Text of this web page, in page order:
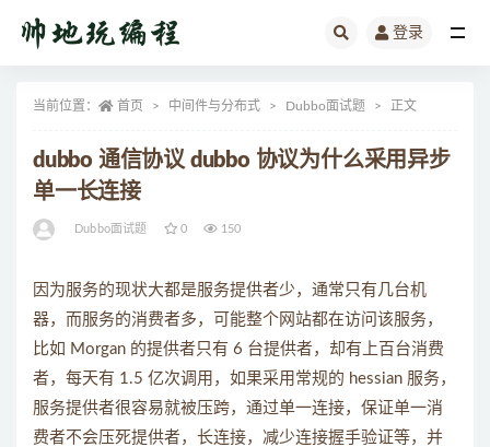
登录
当前位置： 首页 中间件与分布式 Dubbo面试题 正文
dubbo 通信协议 dubbo 协议为什么采用异步
单一长连接
Dubbo面试题 0 150
因为服务的现状大都是服务提供者少，通常只有几台机
器，而服务的消费者多，可能整个网站都在访问该服务，
比如 Morgan 的提供者只有 6 台提供者，却有上百台消费
者，每天有 1.5 亿次调用，如果采用常规的 hessian 服务，
服务提供者很容易就被压跨，通过单一连接，保证单一消
费者不会压死提供者，长连接，减少连接握手验证等，并